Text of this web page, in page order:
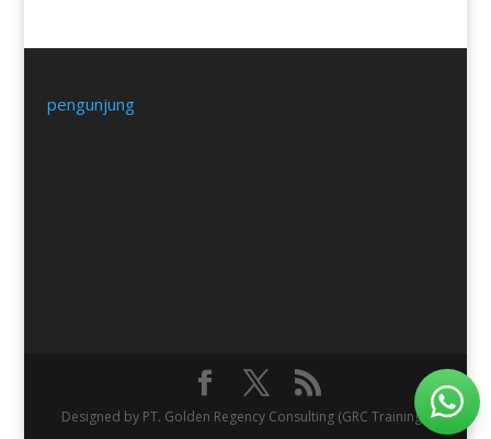
pengunjung
Designed by PT. Golden Regency Consulting (GRC Training).